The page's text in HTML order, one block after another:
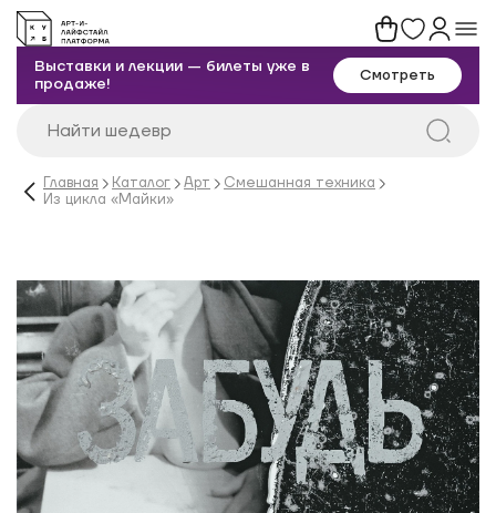
Выставки и лекции — билеты уже в
продаже!
Смотреть
Главная Каталог Арт
Смешанная техника
Из цикла «Майки»